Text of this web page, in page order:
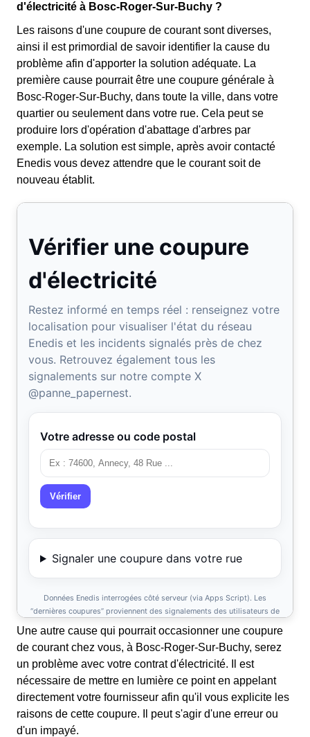
d'électricité à Bosc-Roger-Sur-Buchy ?
Les raisons d'une coupure de courant sont diverses,
ainsi il est primordial de savoir identifier la cause du
problème afin d'apporter la solution adéquate. La
première cause pourrait être une coupure générale à
Bosc-Roger-Sur-Buchy, dans toute la ville, dans votre
quartier ou seulement dans votre rue. Cela peut se
produire lors d'opération d'abattage d'arbres par
exemple. La solution est simple, après avoir contacté
Enedis vous devez attendre que le courant soit de
nouveau établit.
Une autre cause qui pourrait occasionner une coupure
de courant chez vous, à Bosc-Roger-Sur-Buchy, serez
un problème avec votre contrat d'électricité. Il est
nécessaire de mettre en lumière ce point en appelant
directement votre fournisseur afin qu'il vous explicite les
raisons de cette coupure. Il peut s'agir d'une erreur ou
d'un impayé.